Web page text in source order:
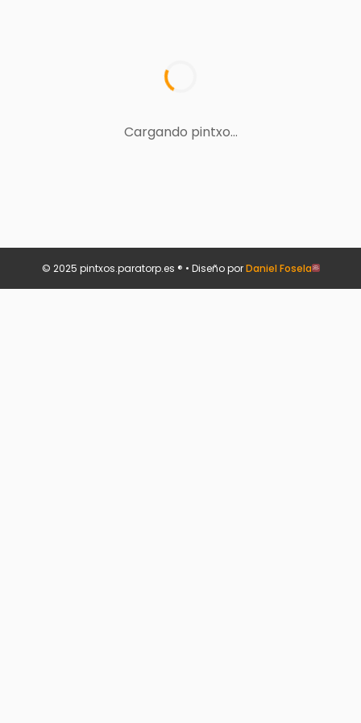
Cargando pintxo...
© 2025 pintxos.paratorp.es ® • Diseño porDaniel Fosela